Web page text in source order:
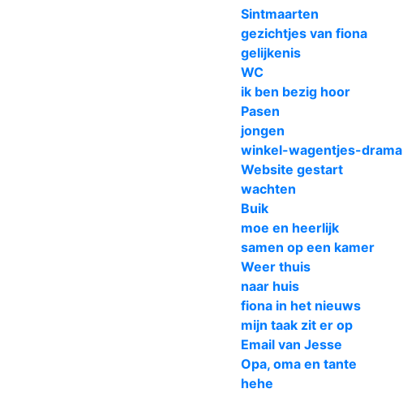
Sintmaarten
gezichtjes van fiona
gelijkenis
WC
ik ben bezig hoor
Pasen
jongen
winkel-wagentjes-drama
Website gestart
wachten
Buik
moe en heerlijk
samen op een kamer
Weer thuis
naar huis
fiona in het nieuws
mijn taak zit er op
Email van Jesse
Opa, oma en tante
hehe